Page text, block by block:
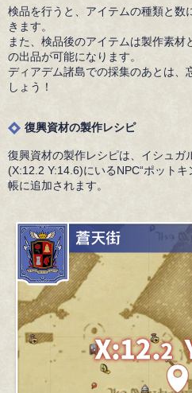
検品を行うと、アイテムの種類と数
きます。
また、検品後のアイテムは製作素
の出品が可能になります。
ディアデム諸島での採集のあとは、
しょう！
復興資材の製作レシピ
復興資材の製作レシピは、イシュガ
(X:12.2 Y:14.6)にいるNPC“ポット
帳に追加されます。